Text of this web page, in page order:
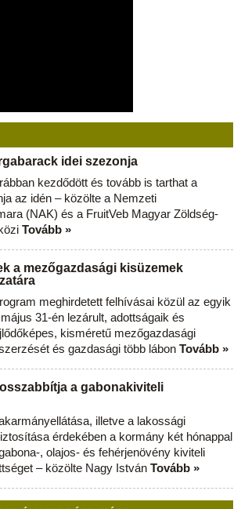
idei szezonja
kezdődött és tovább is tarthat a
az idén – közölte a Nemzeti
(NAK) és a FruitVeb Magyar Zöldség-
Tovább »
a mezőgazdasági kisüzemek
meghirdetett felhívásai közül az egyik
31-én lezárult, adottságaik és
kisméretű mezőgazdasági
és gazdasági több lábon Tovább »
a gabonakiviteli
illetve a lakossági
érdekében a kormány két hónappal
, olajos- és fehérjenövény kiviteli
– közölte Nagy István Tovább »